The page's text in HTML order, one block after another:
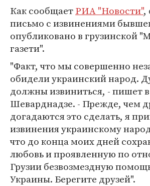
Как сообщаетРИА "Новости",
письмо с извинениями
опубликовано в грузинской
газети".
"Факт, что мы совершенно
обидели украинский народ.
должны извиниться, - пишет
Шеварднадзе. - Прежде, чем
догадаются это сделать, я
извинения украинскому
что до конца моих дней
любовь и проявленную по
Грузии безвозмездную
Украины. Берегите друзей".